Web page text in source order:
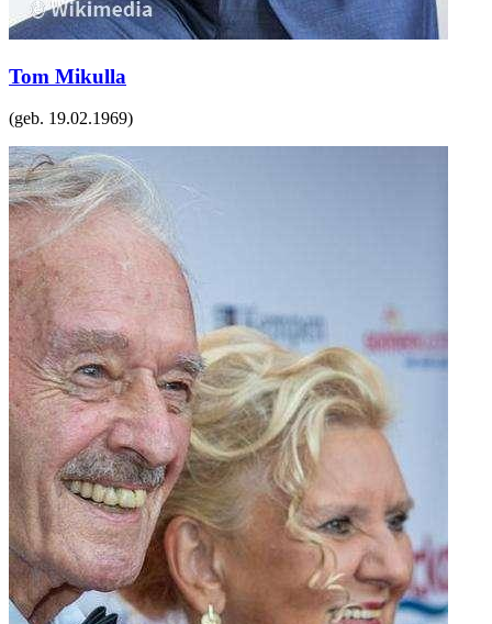
Tom Mikulla
(geb. 19.02.1969)